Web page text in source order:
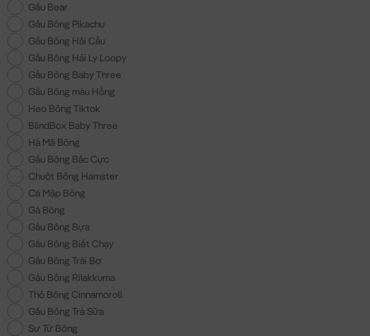
Gấu Bear
Gấu Bông Pikachu
Gấu Bông Hải Cẩu
Gấu Bông Hải Ly Loopy
Gấu Bông Baby Three
Gấu Bông màu Hồng
Heo Bông Tiktok
BlindBox Baby Three
Hà Mã Bông
Gấu Bông Bắc Cực
Chuột Bông Hamster
Cá Mập Bông
Gà Bông
Gấu Bông Bựa
Gấu Bông Biết Chạy
Gấu Bông Trái Bơ
Gấu Bông Rilakkuma
Thỏ Bông Cinnamoroll
Gấu Bông Trà Sữa
Sư Tử Bông